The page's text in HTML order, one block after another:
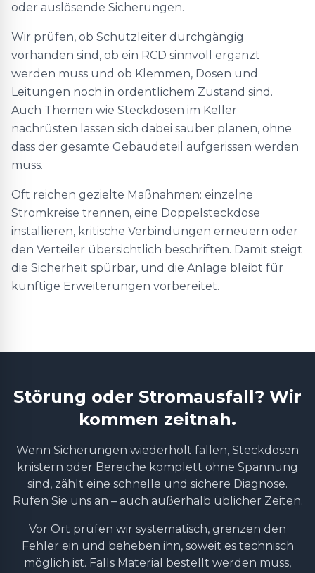
oder auslösende Sicherungen.
Wir prüfen, ob Schutzleiter durchgängig
vorhanden sind, ob ein RCD sinnvoll ergänzt
werden muss und ob Klemmen, Dosen und
Leitungen noch in ordentlichem Zustand sind.
Auch Themen wie Steckdosen im Keller
nachrüsten lassen sich dabei sauber planen, ohne
dass der gesamte Gebäudeteil aufgerissen werden
muss.
Oft reichen gezielte Maßnahmen: einzelne
Stromkreise trennen, eine Doppelsteckdose
installieren, kritische Verbindungen erneuern oder
den Verteiler übersichtlich beschriften. Damit steigt
die Sicherheit spürbar, und die Anlage bleibt für
künftige Erweiterungen vorbereitet.
Störung oder Stromausfall? Wir
kommen zeitnah.
Wenn Sicherungen wiederholt fallen, Steckdosen
knistern oder Bereiche komplett ohne Spannung
sind, zählt eine schnelle und sichere Diagnose.
Rufen Sie uns an – auch außerhalb üblicher Zeiten.
Vor Ort prüfen wir systematisch, grenzen den
Fehler ein und beheben ihn, soweit es technisch
möglich ist. Falls Material bestellt werden muss,